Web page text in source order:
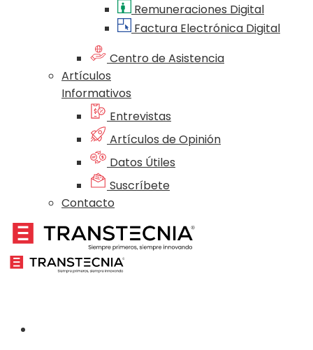
Remuneraciones Digital
Factura Electrónica Digital
Centro de Asistencia
Artículos
Informativos
Entrevistas
Artículos de Opinión
Datos Útiles
Suscríbete
Contacto